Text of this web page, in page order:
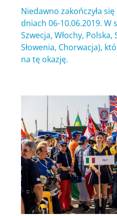
Niedawno zakończyła
dniach 06-10.06.2019. W
Szwecja, Włochy,
Słowenia, Chorwacja),
na tę okazję.